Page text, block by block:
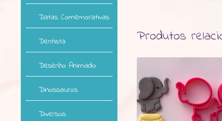
Produtos
Datas Comemorativas
Dentista
Desenho Animado
Dinossauros
Diversos